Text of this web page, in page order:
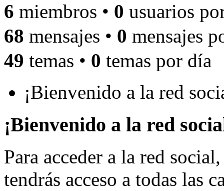
6 miembros • 0 usuarios
68 mensajes • 0 mensajes
49 temas • 0 temas por día
¡Bienvenido a la red
¡Bienvenido a la red
Para acceder a la red
tendrás acceso a todas las